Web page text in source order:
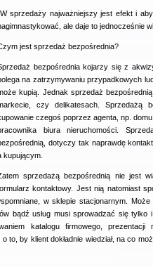
„W sprzedaży najważniejszy jest efekt i
ale daje to jednocześnie
jest sprzedaż bezpośrednia?
bezpośrednia kojarzy się z
na zatrzymywaniu przypadkowych
kupią. Jednak sprzedaż
czy delikatesach. Sprzedażą
czegoś poprzez agenta, np.
biura nieruchomości.
dotyczy tak naprawdę
kupującym.
sprzedażą bezpośrednią nie jest
kontaktowy. Jest nią natomiast
w sklepie stacjonarnym.
bądź usług musi sprowadzać się tylko
katalogu firmowego, prezentacji
to, by klient dokładnie wiedział, na co